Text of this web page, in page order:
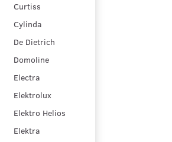
Curtiss
Cylinda
De Dietrich
Domoline
Electra
Elektrolux
Elektro Helios
Elektra